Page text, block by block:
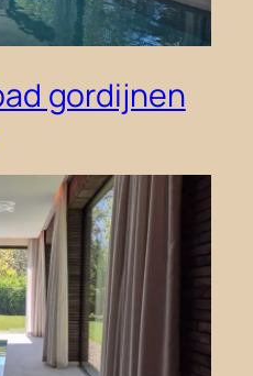
gordijnen